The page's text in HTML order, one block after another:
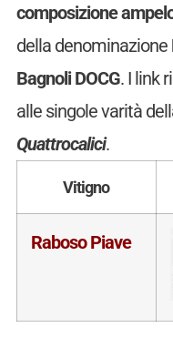
composizione
della denominazione
Bagnoli DOCG. I link
alle singole varità
Quattrocalici.
Vitigno
Raboso Piave